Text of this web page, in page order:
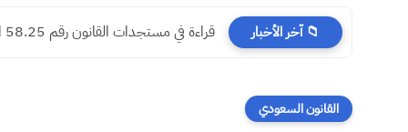
📁 آخر الأخبار ​قراءة في مستجدات القانون رقم 58.25 المتعلق بالمسطرة المدنية
القانون السعودي